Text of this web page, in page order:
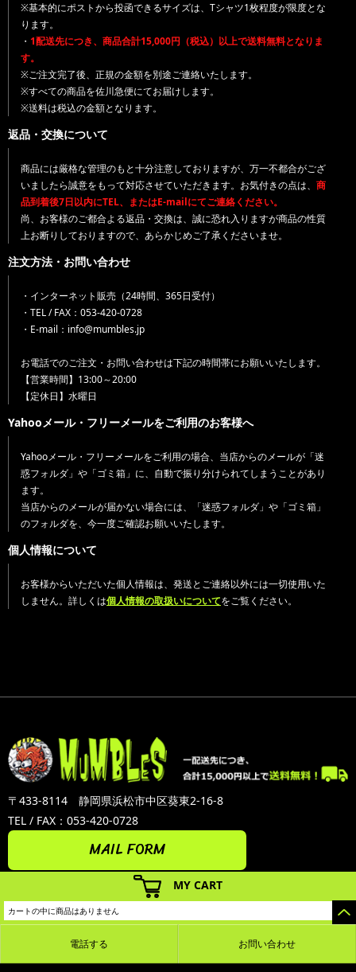
MY CART
カートの中に商品はありません
※基本的にポストから投函できるサイズは、Tシャツ1枚程度が限度とな
ります。
・ 1配送先につき、商品合計15,000円（税込）以上で送料無料となりま
す。
※ご注文完了後、正規の金額を別途ご連絡いたします。
※すべての商品を佐川急便にてお届けします。
※送料は税込の金額となります。
返品・交換について
商品には厳格な管理のもと十分注意しておりますが、万一不都合がござ
いましたら誠意をもって対応させていただきます。お気付きの点は、 商
品到着後7日以内にTEL、またはE-mailにてご連絡ください。
尚、お客様のご都合よる返品・交換は、誠に恐れ入りますが商品の性質
上お断りしておりますので、あらかじめご了承くださいませ。
注文方法・お問い合わせ
・インターネット販売（24時間、365日受付）
・TEL / FAX：053-420-0728
・E-mail：info@mumbles.jp
お電話でのご注文・お問い合わせは下記の時間帯にお願いいたします。
【営業時間】13:00～20:00
【定休日】水曜日
Yahooメール・フリーメールをご利用のお客様へ
Yahooメール・フリーメールをご利用の場合、当店からのメールが「迷
惑フォルダ」や「ゴミ箱」に、自動で振り分けられてしまうことがあり
ます。
当店からのメールが届かない場合には、「迷惑フォルダ」や「ゴミ箱」
のフォルダを、今一度ご確認お願いいたします。
個人情報について
お客様からいただいた個人情報は、発送とご連絡以外には一切使用いた
しません。詳しくは個人情報の取扱いについてをご覧ください。
〒433-8114 静岡県浜松市中区葵東2-16-8
TEL / FAX：053-420-0728
MAIL FORM
カラーミーショップ Copyright (C) 2005-2026 GMOペパボ株式会社All Rights Reserved.
電話する お問い合わせ